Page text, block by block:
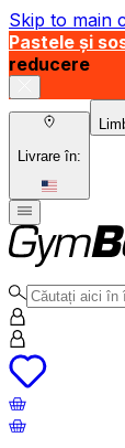
Skip to main
Pastele și
reducere
Livrare în: